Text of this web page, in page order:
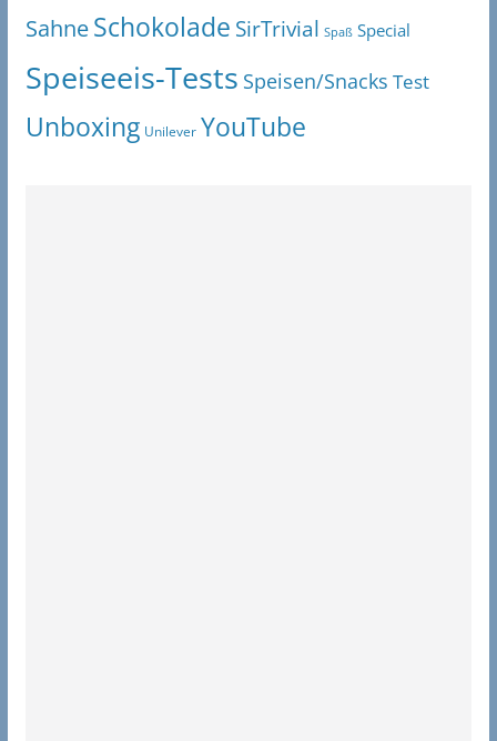
SahneSchokolade SirTrivial Spaß Special
Speiseeis-Tests Speisen/Snacks Test
Unboxing Unilever YouTube